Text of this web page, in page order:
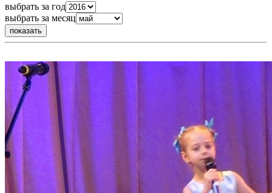
выбрать за год
выбрать за месяц